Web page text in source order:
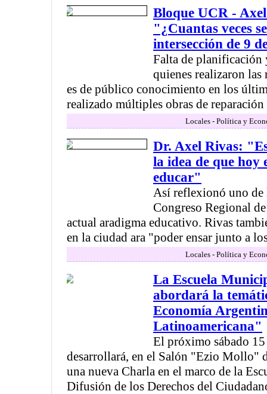
Bloque UCR -
"¿Cuantas veces
intersección de 9
Falta de planificación
quienes realizaron
es de público conocimiento en los
realizado múltiples obras de reparación
Locales - Política y
Dr. Axel Rivas:
la idea de que hoy
educar"
Así reflexionó uno de
Congreso Regional
actual aradigma educativo. Rivas
en la ciudad ara "poder ensar junto a
Locales - Política y
La Escuela
abordará la
Economía
Latinoamericana"
El próximo sábado
desarrollará, en el Salón "Ezio Mollo"
una nueva Charla en el marco de la
Difusión de los Derechos del